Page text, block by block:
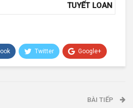
TUYẾT LOAN
Twitter Google+
BÀI TIẾP